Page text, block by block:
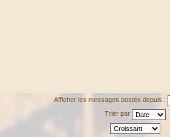
Afficher les messages postés depuis :
Trier par